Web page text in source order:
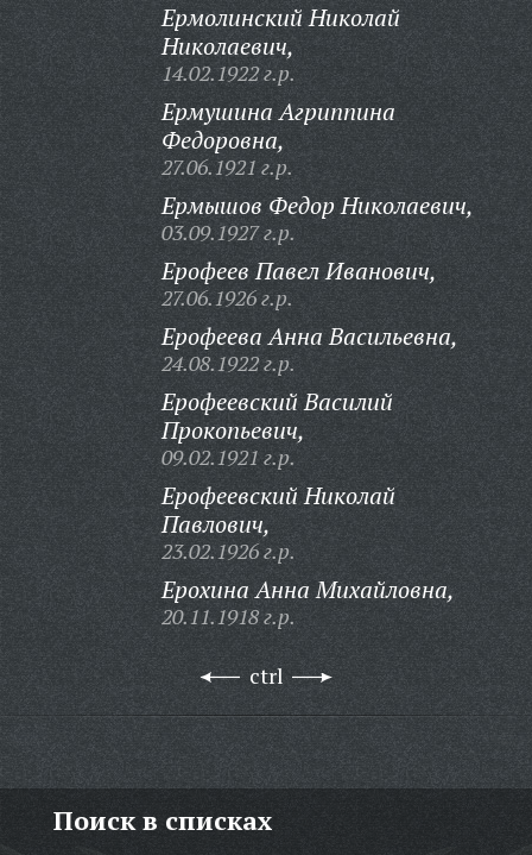
Ермолинский Николай
Николаевич,
14.02.1922 г.р.
Ермушина Агриппина
Федоровна,
27.06.1921 г.р.
Ермышов Федор Николаевич,
03.09.1927 г.р.
Ерофеев Павел Иванович,
27.06.1926 г.р.
Ерофеева Анна Васильевна,
24.08.1922 г.р.
Ерофеевский Василий
Прокопьевич,
09.02.1921 г.р.
Ерофеевский Николай
Павлович,
23.02.1926 г.р.
Ерохина Анна Михайловна,
20.11.1918 г.р.
ctrl
Поиск в списках